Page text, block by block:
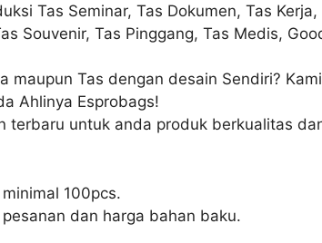
Tas Seminar, Tas Dokumen, Tas
Souvenir, Tas Pinggang, Tas Medis,
Tas dengan desain Sendiri?
Ahlinya Esprobags!
terbaru untuk anda produk berkualitas
100pcs.
dan harga bahan baku.